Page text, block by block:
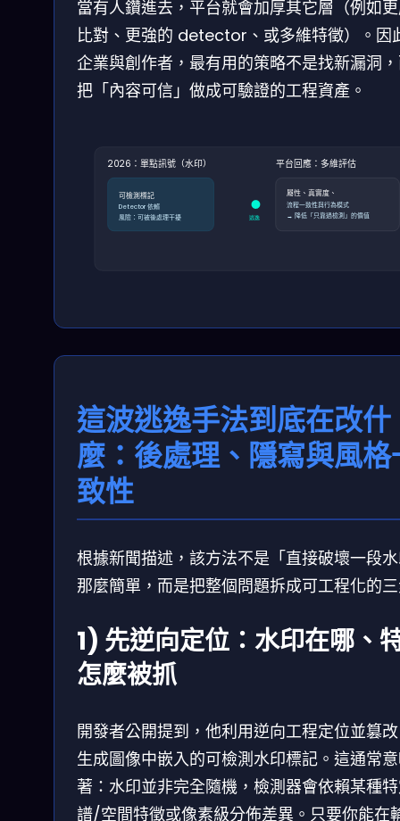
當有人鑽進去，平台就會加厚其它層（例如
比對、更強的 detector、或多維特徵）。因
企業與創作者，最有用的策略不是找新漏洞
把「內容可信」做成可驗證的工程資產。
2026：單點訊號（水印）
可檢測標記
Detector 依賴
風險：可被後處理干擾
平台回應：多維評估
屬性、真實度、
流程一致性與行為模式
→ 降低「只靠過檢測」的價值
逃逸
這波逃逸手法到底在改什
麼：後處理、隱寫與風格
致性
根據新聞描述，該方法不是「直接破壞一段
那麼簡單，而是把整個問題拆成可工程化的
1) 先逆向定位：水印在哪、
怎麼被抓
開發者公開提到，他利用逆向工程定位並篡
生成圖像中嵌入的可檢測水印標記。這通常
著：水印並非完全隨機，檢測器會依賴某種
譜/空間特徵或像素級分佈差異。只要你能在